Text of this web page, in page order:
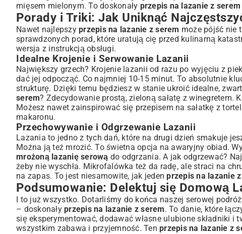
mięsem mielonym. To doskonały przepis na lazanie z serem
Porady i Triki: Jak Uniknąć
Nawet najlepszy przepis na lazanie z serem może pójść nie
sprawdzonych porad, które uratują cię przed kulinarną
wersja z instrukcją obsługi.
Idealne Krojenie i Serwowanie Lazanii
Największy grzech? Krojenie lazanii od razu po wyjęciu z
dać jej odpocząć. Co najmniej 10-15 minut. To absolutnie
strukturę. Dzięki temu będziesz w stanie ukroić idealne,
serem? Zdecydowanie prostą, zieloną sałatę z
Możesz nawet zainspirować się przepisem na sałatkę z
makaronu.
Przechowywanie i Odgrzewanie Lazanii
Lazania to jedno z tych dań, które na drugi dzień smakuje
Można ją też mrozić. To świetna opcja na awaryjny obiad.
mrożoną lazanię serową do odgrzania. A jak odgrzewać?
żeby nie wyschła. Mikrofalówka też da radę, ale straci na
na zapas. To jest niesamowite, jak jedenprzepis na lazanie
Podsumowanie: Delektuj się Domową
I to już wszystko. Dotarliśmy do końca naszej serowej
– doskonały przepis na lazanie z serem. To danie, które
się eksperymentować, dodawać własne ulubione składniki
wszystkim zabawa i przyjemność. Ten przepis na lazanie z